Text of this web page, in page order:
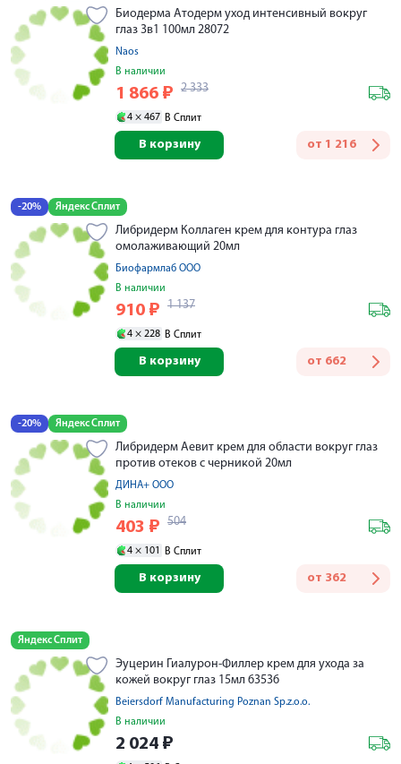
Биодерма Атодерм уход интенсивный вокруг
глаз 3в1 100мл 28072
Naos
В наличии
1 866 ₽ 2 333
4 × 467 В Сплит
от 1 216
В корзину
-20% Яндекс Сплит
Либридерм Коллаген крем для контура глаз
омолаживающий 20мл
Биофармлаб ООО
В наличии
910 ₽ 1 137
4 × 228 В Сплит
от 662
В корзину
-20% Яндекс Сплит
Либридерм Аевит крем для области вокруг глаз
против отеков с черникой 20мл
ДИНА+ ООО
В наличии
403 ₽ 504
4 × 101 В Сплит
от 362
В корзину
Яндекс Сплит
Эуцерин Гиалурон-Филлер крем для ухода за
кожей вокруг глаз 15мл 63536
Beiersdorf Manufacturing Poznan Sp.z.o.o.
В наличии
2 024 ₽